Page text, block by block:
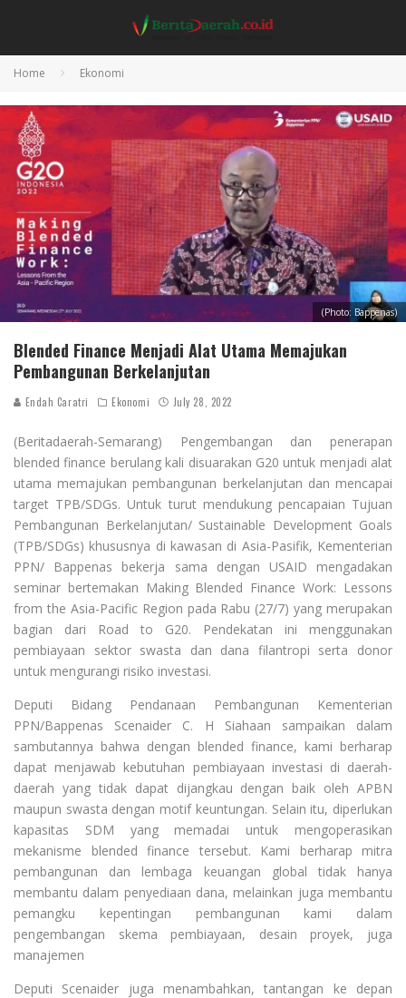
Home Ekonomi
(Photo: Bappenas)
Blended Finance Menjadi Alat Utama Memajukan
Pembangunan Berkelanjutan
Endah Caratri Ekonomi July 28, 2022
(Beritadaerah-Semarang) Pengembangan dan penerapan
blended finance berulang kali disuarakan G20 untuk menjadi alat
utama memajukan pembangunan berkelanjutan dan mencapai
target TPB/SDGs. Untuk turut mendukung pencapaian Tujuan
Pembangunan Berkelanjutan/ Sustainable Development Goals
(TPB/SDGs) khususnya di kawasan di Asia-Pasifik, Kementerian
PPN/ Bappenas bekerja sama dengan USAID mengadakan
seminar bertemakan Making Blended Finance Work: Lessons
from the Asia-Pacific Region pada Rabu (27/7) yang merupakan
bagian dari Road to G20. Pendekatan ini menggunakan
pembiayaan sektor swasta dan dana filantropi serta donor
untuk mengurangi risiko investasi.
Deputi Bidang Pendanaan Pembangunan Kementerian
PPN/Bappenas Scenaider C. H Siahaan sampaikan dalam
sambutannya bahwa dengan blended finance, kami berharap
dapat menjawab kebutuhan pembiayaan investasi di daerah-
daerah yang tidak dapat dijangkau dengan baik oleh APBN
maupun swasta dengan motif keuntungan. Selain itu, diperlukan
kapasitas SDM yang memadai untuk mengoperasikan
mekanisme blended finance tersebut. Kami berharap mitra
pembangunan dan lembaga keuangan global tidak hanya
membantu dalam penyediaan dana, melainkan juga membantu
pemangku kepentingan pembangunan kami dalam
pengembangan skema pembiayaan, desain proyek, juga
manajemen
Deputi Scenaider juga menambahkan, tantangan ke depan